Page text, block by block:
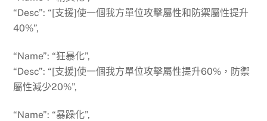
“Desc”: “[支援]使一個我方單位攻擊屬性和防禦屬性提升
40%”,
“Name”: “狂暴化”,
“Desc”: “[支援]使一個我方單位攻擊屬性提升60%，防禦
屬性減少20%”,
“Name”: “暴躁化”,